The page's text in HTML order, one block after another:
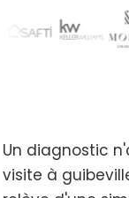
Un diagnostic
visite à